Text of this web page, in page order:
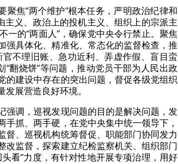
聚焦“两个维护”根本任务，严明政治纪律和
主义、政治上的投机主义、组织上的宗派主
一的“两面人”，确保党中央令行禁止。聚焦
强具体化、精准化、常态化的监督检查，推
不理旧账、急功近利、弄虚作假、盲目蛮
“翻烧饼”等问题，推动党员干部为人民出政
的建设中存在的突出问题，督促各级党组织
展营造良好环境。
强调，巡视发现问题的目的是解决问题，发
抓、两手硬，在党中央集中统一领导下，
、巡视机构统筹督促、职能部门协同发力
改监督，探索建立纪检监察机关、组织部门
看”力度，有针对性地开展专项治理，用好